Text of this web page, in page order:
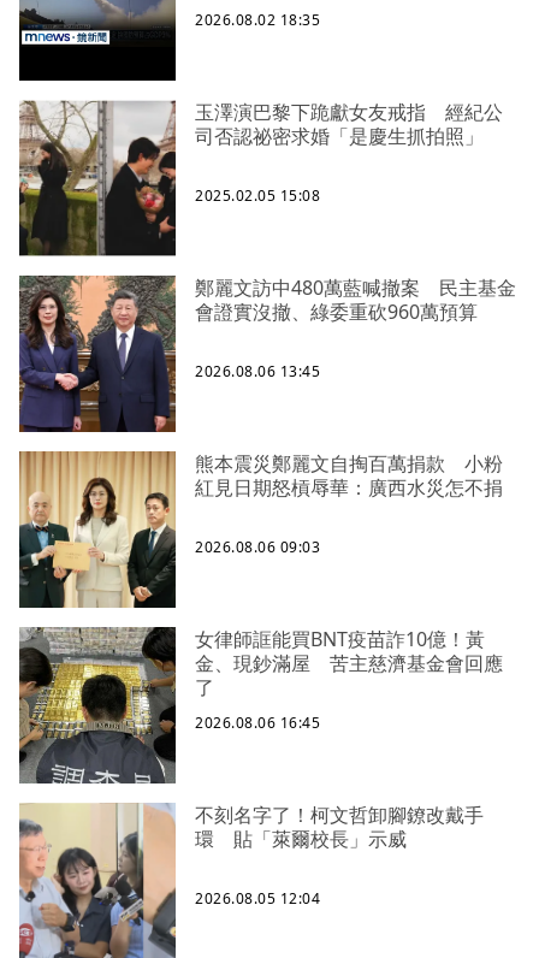
2026.08.02 18:35
玉澤演巴黎下跪獻女友戒指 經紀公
司否認祕密求婚「是慶生抓拍照」
2025.02.05 15:08
鄭麗文訪中480萬藍喊撤案 民主基金
會證實沒撤、綠委重砍960萬預算
2026.08.06 13:45
熊本震災鄭麗文自掏百萬捐款 小粉
紅見日期怒槓辱華：廣西水災怎不捐
2026.08.06 09:03
女律師誆能買BNT疫苗詐10億！黃
金、現鈔滿屋 苦主慈濟基金會回應
了
2026.08.06 16:45
不刻名字了！柯文哲卸腳鐐改戴手
環 貼「萊爾校長」示威
2026.08.05 12:04